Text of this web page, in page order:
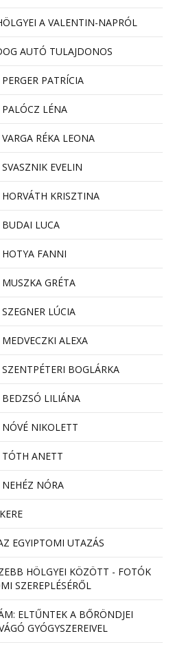
A VALENTIN-NAPRÓL
AUTÓ TULAJDONOS
PATRÍCIA
PALÓCZ LÉNA
RÉKA LEONA
EVELIN
KRISZTINA
BUDAI LUCA
HOTYA FANNI
GRÉTA
LÚCIA
ALEXA
BOGLÁRKA
BEDZSÓ LILIÁNA
NIKOLETT
TÓTH ANETT
NEHÉZ NÓRA
EGYIPTOMI UTAZÁS
HÖLGYEI KÖZÖTT - FOTÓK
SZEREPLÉSÉRŐL
ELTŰNTEK A BŐRÖNDJEI
GYÓGYSZEREIVEL